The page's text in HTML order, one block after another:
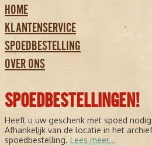
HOME
KLANTENSERVICE
SPOEDBESTELLING
OVER ONS
SPOEDBESTELLINGEN!
Heeft u uw geschenk met spoed
Afhankelijk van de locatie in het
spoedbestelling. Lees meer...